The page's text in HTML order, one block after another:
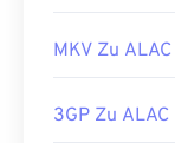
MKV Zu ALAC
3GP Zu ALAC